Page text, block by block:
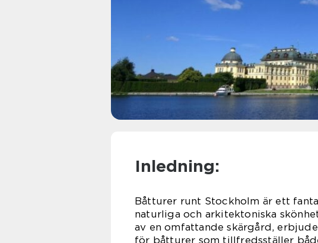
Inledning:
Båtturer runt Stockholm är ett
naturliga och arkitektoniska
av en omfattande skärgård,
för båtturer som tillfredsställer